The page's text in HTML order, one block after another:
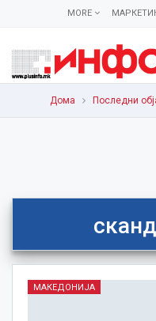
MORE
Дома Последни
МАКЕДОНИЈА